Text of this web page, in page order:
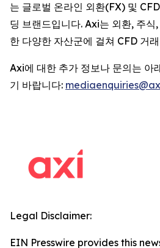
는 글로벌 온라인 외환(FX) 및
딩 브랜드입니다. Axi는 외환, 주식
한 다양한 자산군에 걸쳐 CFD 거
Axi에 대한 추가 정보나 문의는 아
기 바랍니다:
Legal Disclaimer:
EIN Presswire provides this